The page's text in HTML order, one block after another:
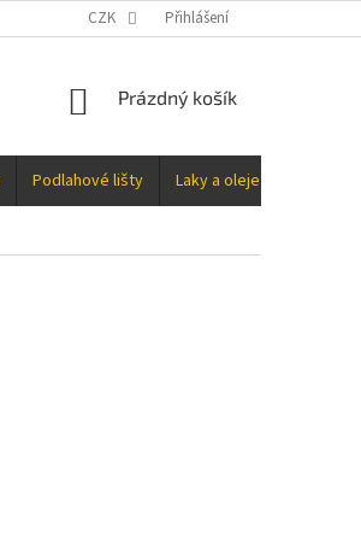
CZK Přihlášení
NÁKUPNÍ
Prázdný košík
Podlahové lišty Laky a oleje